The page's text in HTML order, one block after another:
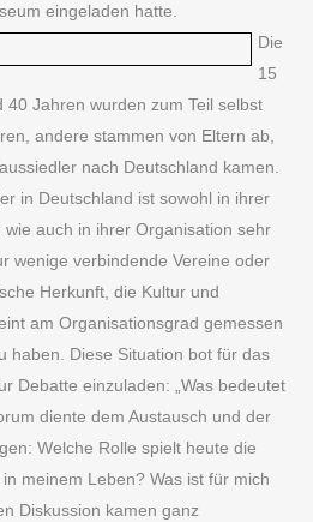
eingeladen hatte.
Die
15
40 Jahren wurden zum Teil selbst
andere stammen von Eltern ab,
nach Deutschland kamen.
in Deutschland ist sowohl in ihrer
auch in ihrer Organisation sehr
wenige verbindende Vereine oder
Herkunft, die Kultur und
am Organisationsgrad gemessen
haben. Diese Situation bot für das
Debatte einzuladen: „Was bedeutet
diente dem Austausch und der
Welche Rolle spielt heute die
meinem Leben? Was ist für mich
Diskussion kamen ganz